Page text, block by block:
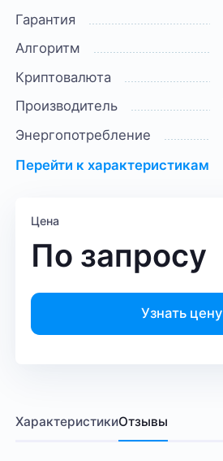
Гарантия
Алгоритм
Криптовалюта
Производитель
Энергопотребление
Перейти к характеристикам
Цена
По запросу
Узнать цену
ХарактеристикиОтзывы